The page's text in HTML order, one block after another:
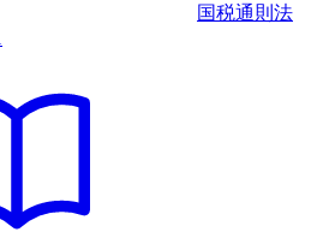
国税通則法